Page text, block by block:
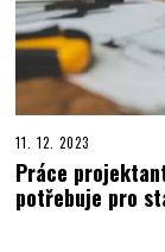
11. 12. 2023
Práce
potřebuje pro